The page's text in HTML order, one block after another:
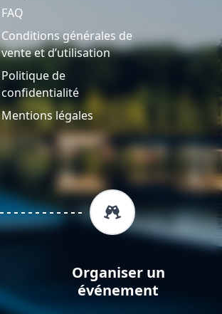
FAQ
Conditions générales de
vente et d’utilisation
Politique de
confidentialité
Mentions légales
Organiser un
événement